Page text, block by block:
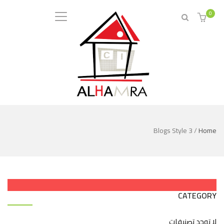
0
Home
/
Blogs Style 3
CATEGORY